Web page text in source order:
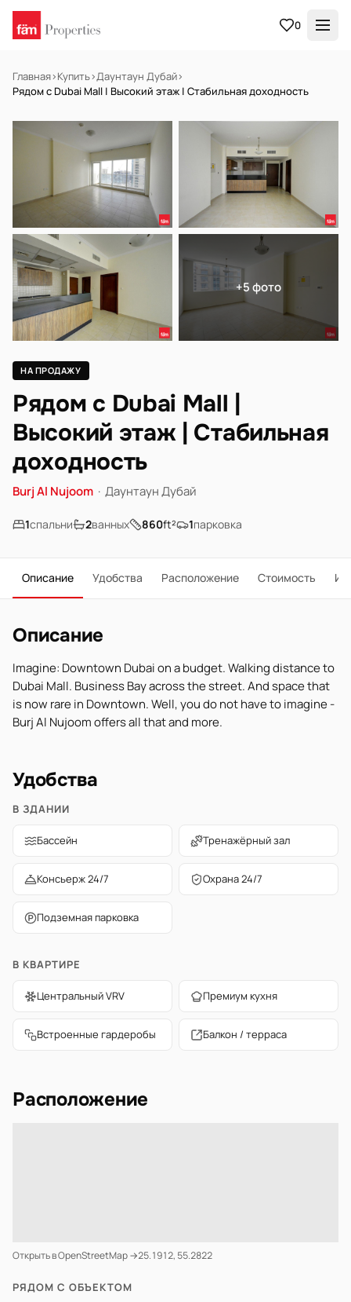
0
Главная›Купить›Даунтаун Дубай›
Рядом с Dubai Mall | Высокий этаж | Стабильная доходность
НА ПРОДАЖУ
+5 фото
НА ПРОДАЖУ
Рядом с Dubai Mall |
Высокий этаж | Стабильная
доходность
Burj Al Nujoom · Даунтаун Дубай
1спальни 2ванных 860ft² 1парковка
Описание Удобства Расположение Стоимость
Описание
Imagine: Downtown Dubai on a budget. Walking distance to
Dubai Mall. Business Bay across the street. And space that
is now rare in Downtown. Well, you do not have to imagine -
Burj Al Nujoom offers all that and more.
Удобства
В ЗДАНИИ
Бассейн Тренажёрный зал
Консьерж 24/7 Охрана 24/7
Подземная парковка
В КВАРТИРЕ
Центральный VRV Премиум кухня
Встроенные гардеробы Балкон / терраса
Расположение
Открыть в OpenStreetMap →25.1912, 55.2822
РЯДОМ С ОБЪЕКТОМ